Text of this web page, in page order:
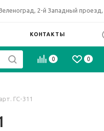
2-й Западный проезд,
КОНТАКТЫ
0 0
ГС-311